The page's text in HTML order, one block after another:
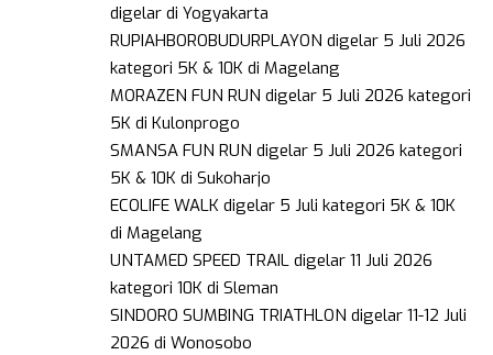
digelar di Yogyakarta
RUPIAHBOROBUDURPLAYON digelar 5 Juli 2026
kategori 5K & 10K di Magelang
MORAZEN FUN RUN digelar 5 Juli 2026 kategori
5K di Kulonprogo
SMANSA FUN RUN digelar 5 Juli 2026 kategori
5K & 10K di Sukoharjo
ECOLIFE WALK digelar 5 Juli kategori 5K & 10K
di Magelang
UNTAMED SPEED TRAIL digelar 11 Juli 2026
kategori 10K di Sleman
SINDORO SUMBING TRIATHLON digelar 11-12 Juli
2026 di Wonosobo